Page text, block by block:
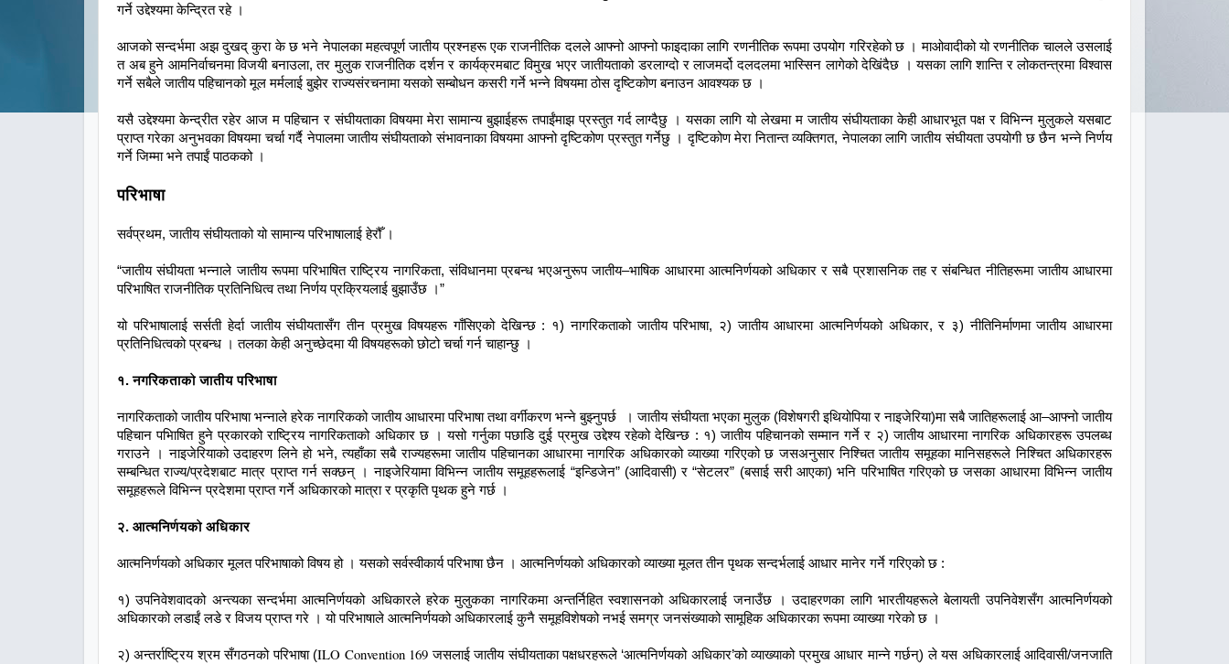
गर्ने उद्देश्यमा केन्द्रित रहे ।
आजको सन्दर्भमा अझ दुखद् कुरा के छ भने नेपालका महत्वपूर्ण जातीय प्रश्नहरू एक राजनीतिक दलले आफ्नो आफ्नो फाइदाका लागि रणनीतिक रूपमा उपयोग गरिरहेको छ । माओवादीको यो रणनीतिक चालले उसलाई
त अब हुने आमनिर्वाचनमा विजयी बनाउला, तर मुलुक राजनीतिक दर्शन र कार्यक्रमबाट विमुख भएर जातीयताको डरलाग्दो र लाजमर्दो दलदलमा भास्सिन लागेको देखिंदैछ । यसका लागि शान्ति र लोकतन्त्रमा विश्वास
गर्ने सबैले जातीय पहिचानको मूल मर्मलाई बुझेर राज्यसंरचनामा यसको सम्बोधन कसरी गर्ने भन्ने विषयमा ठोस दृष्टिकोण बनाउन आवश्यक छ ।
यसै उद्देश्यमा केन्द्रीत रहेर आज म पहिचान र संघीयताका विषयमा मेरा सामान्य बुझाईहरू तपाईंमाझ प्रस्तुत गर्द लाग्दैछु । यसका लागि यो लेखमा म जातीय संघीयताका केही आधारभूत पक्ष र विभिन्न मुलुकले यसबाट
प्राप्त गरेका अनुभवका विषयमा चर्चा गर्दै नेपालमा जातीय संघीयताको संभावनाका विषयमा आफ्नो दृष्टिकोण प्रस्तुत गर्नेछु । दृष्टिकोण मेरा नितान्त व्यक्तिगत, नेपालका लागि जातीय संघीयता उपयोगी छ छैन भन्ने निर्णय
गर्ने जिम्मा भने तपाईं पाठकको ।
परिभाषा
सर्वप्रथम, जातीय संघीयताको यो सामान्य परिभाषालाई हेरौँ ।
“जातीय संघीयता भन्नाले जातीय रूपमा परिभाषित राष्ट्रिय नागरिकता, संविधानमा प्रबन्ध भएअनुरूप जातीय–भाषिक आधारमा आत्मनिर्णयको अधिकार र सबै प्रशासनिक तह र संबन्धित नीतिहरूमा जातीय आधारमा
परिभाषित राजनीतिक प्रतिनिधित्व तथा निर्णय प्रक्रियलाई बुझाउँछ ।”
यो परिभाषालाई सर्सती हेर्दा जातीय संघीयतासँग तीन प्रमुख विषयहरू गाँसिएको देखिन्छ : १) नागरिकताको जातीय परिभाषा, २) जातीय आधारमा आत्मनिर्णयको अधिकार, र ३) नीतिनिर्माणमा जातीय आधारमा
प्रतिनिधित्वको प्रबन्ध । तलका केही अनुच्छेदमा यी विषयहरूको छोटो चर्चा गर्न चाहान्छु ।
१. नगरिकताको जातीय परिभाषा
नागरिकताको जातीय परिभाषा भन्नाले हरेक नागरिकको जातीय आधारमा परिभाषा तथा वर्गीकरण भन्ने बुझ्नुपर्छ । जातीय संघीयता भएका मुलुक (विशेषगरी इथियोपिया र नाइजेरिया)मा सबै जातिहरूलाई आ–आफ्नो जातीय
पहिचान पभिाषित हुने प्रकारको राष्ट्रिय नागरिकताको अधिकार छ । यसो गर्नुका पछाडि दुई प्रमुख उद्देश्य रहेको देखिन्छ : १) जातीय पहिचानको सम्मान गर्ने र २) जातीय आधारमा नागरिक अधिकारहरू उपलब्ध
गराउने । नाइजेरियाको उदाहरण लिने हो भने, त्यहाँका सबै राज्यहरूमा जातीय पहिचानका आधारमा नागरिक अधिकारको व्याख्या गरिएको छ जसअनुसार निश्चित जातीय समूहका मानिसहरूले निश्चित अधिकारहरू
सम्बन्धित राज्य/प्रदेशबाट मात्र प्राप्त गर्न सक्छन् । नाइजेरियामा विभिन्न जातीय समूहहरूलाई “इन्डिजेन” (आदिवासी) र “सेटलर” (बसाई सरी आएका) भनि परिभाषित गरिएको छ जसका आधारमा विभिन्न जातीय
समूहहरूले विभिन्न प्रदेशमा प्राप्त गर्ने अधिकारको मात्रा र प्रकृति पृथक हुने गर्छ ।
२. आत्मनिर्णयको अधिकार
आत्मनिर्णयको अधिकार मूलत परिभाषाको विषय हो । यसको सर्वस्वीकार्य परिभाषा छैन । आत्मनिर्णयको अधिकारको व्याख्या मूलत तीन पृथक सन्दर्भलाई आधार मानेर गर्ने गरिएको छ :
१) उपनिवेशवादको अन्त्यका सन्दर्भमा आत्मनिर्णयको अधिकारले हरेक मुलुकका नागरिकमा अन्तर्निहित स्वशासनको अधिकारलाई जनाउँछ । उदाहरणका लागि भारतीयहरूले बेलायती उपनिवेशसँग आत्मनिर्णयको
अधिकारको लडाईं लडे र विजय प्राप्त गरे । यो परिभाषाले आत्मनिर्णयको अधिकारलाई कुनै समूहविशेषको नभई समग्र जनसंख्याको सामूहिक अधिकारका रूपमा व्याख्या गरेको छ ।
२) अन्तर्राष्ट्रिय श्रम सँगठनको परिभाषा (ILO Convention 169 जसलाई जातीय संघीयताका पक्षधरहरूले ‘आत्मनिर्णयको अधिकार’को व्याख्याको प्रमुख आधार मान्ने गर्छन्) ले यस अधिकारलाई आदिवासी/जनजाति